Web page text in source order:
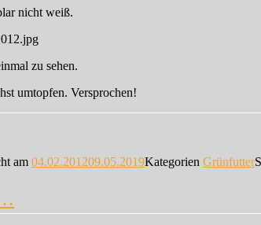
nicht weiß.
zu sehen.
umtopfen. Versprochen!
am 04.02.201209.05.2019Kategorien Grünfutter